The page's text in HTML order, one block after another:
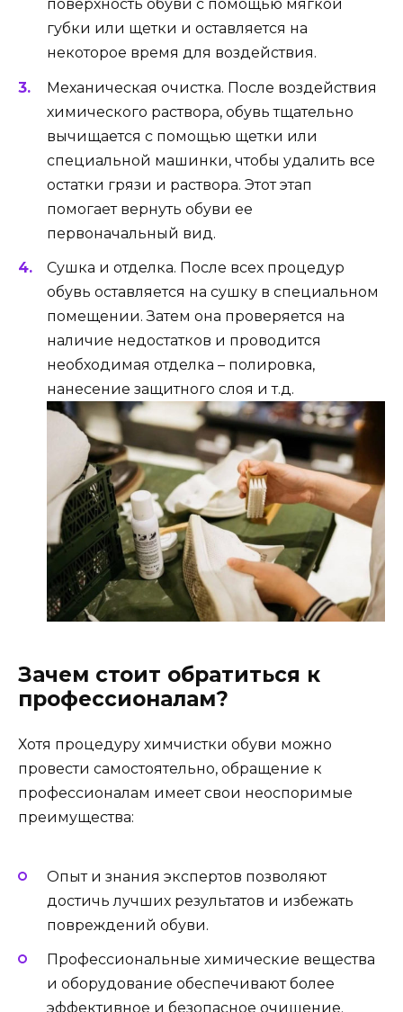
поверхность обуви с помощью мягкой
губки или щетки и оставляется на
некоторое время для воздействия.
Механическая очистка. После воздействия
химического раствора, обувь тщательно
вычищается с помощью щетки или
специальной машинки, чтобы удалить все
остатки грязи и раствора. Этот этап
помогает вернуть обуви ее
первоначальный вид.
Сушка и отделка. После всех процедур
обувь оставляется на сушку в специальном
помещении. Затем она проверяется на
наличие недостатков и проводится
необходимая отделка – полировка,
нанесение защитного слоя и т.д.
Зачем стоит обратиться к
профессионалам?
Хотя процедуру химчистки обуви можно
провести самостоятельно, обращение к
профессионалам имеет свои неоспоримые
преимущества:
Опыт и знания экспертов позволяют
достичь лучших результатов и избежать
повреждений обуви.
Профессиональные химические вещества
и оборудование обеспечивают более
эффективное и безопасное очищение.